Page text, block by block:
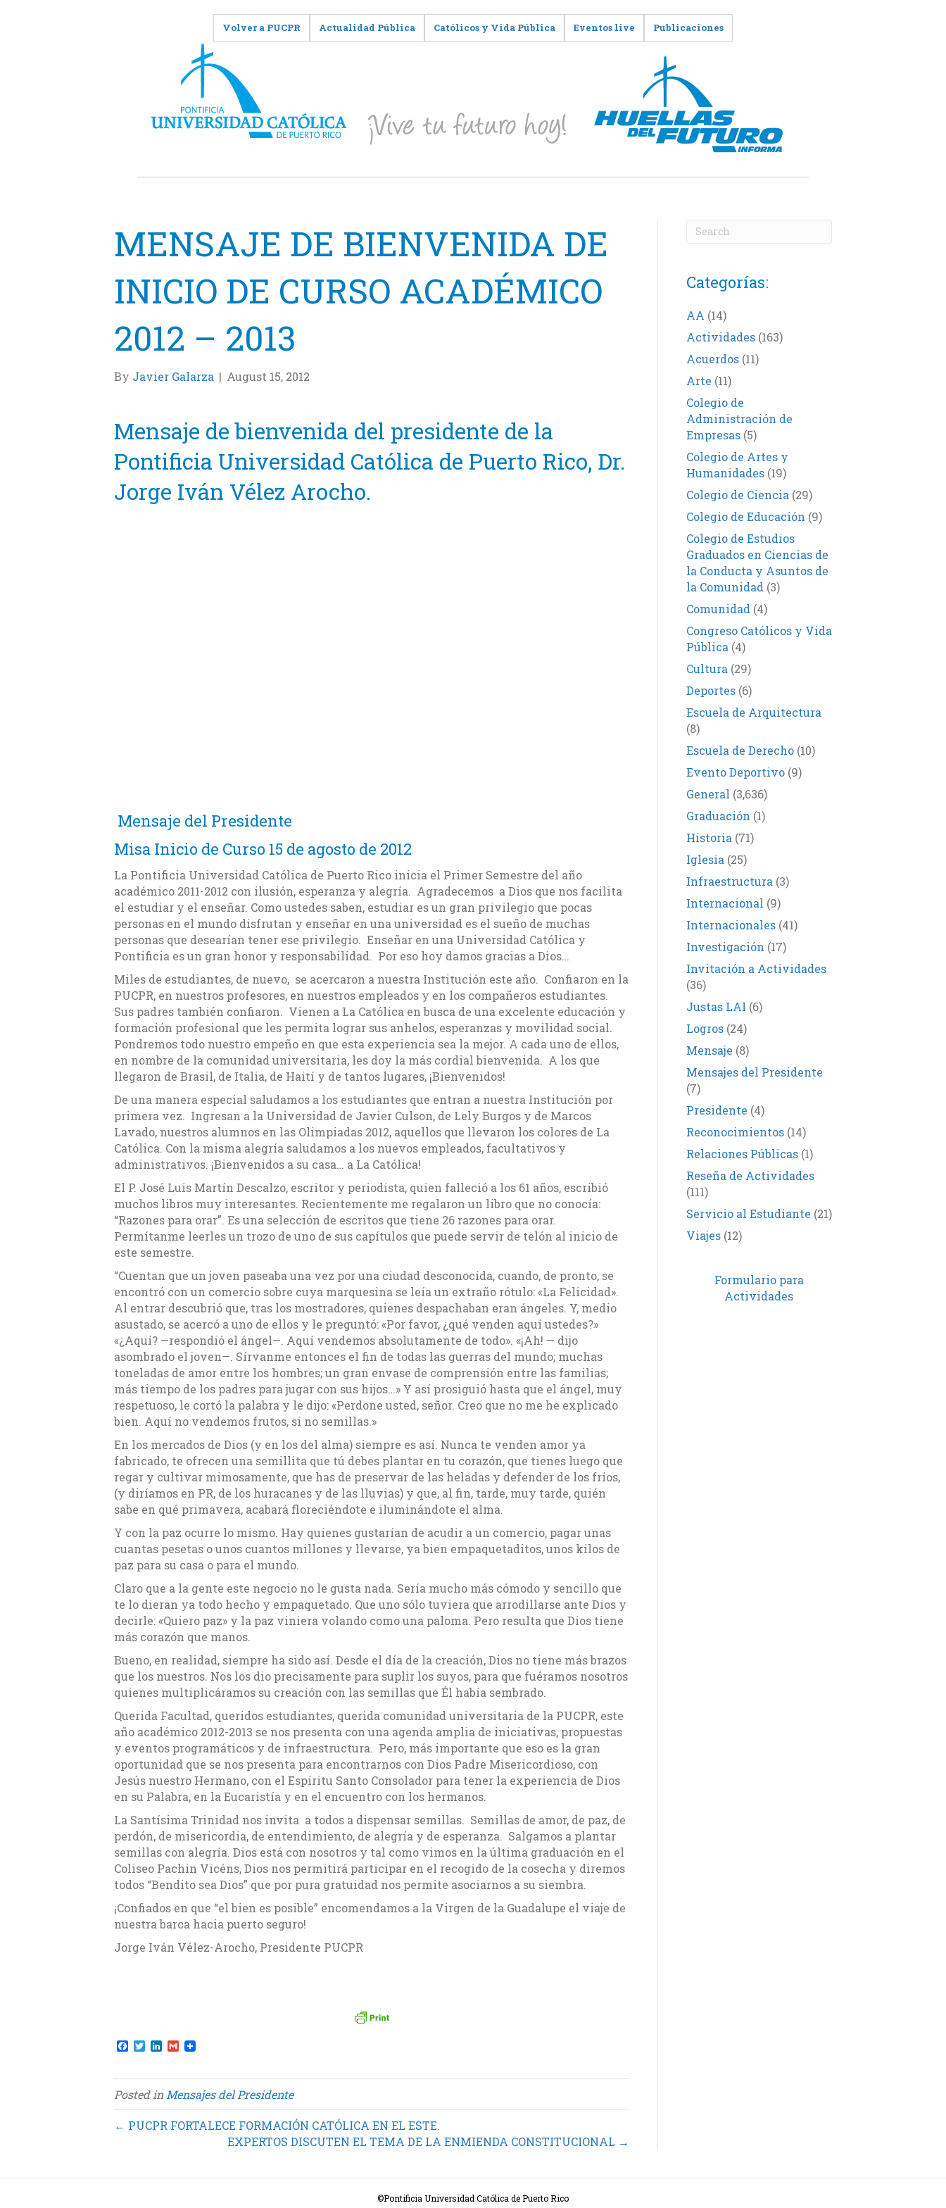
Volver a PUCPR Actualidad Pública Católicos y Vida Pública Eventos live Publicaciones
MENSAJE DE BIENVENIDA DE
INICIO DE CURSO ACADÉMICO
2012 – 2013
By Javier Galarza | August 15, 2012
Mensaje de bienvenida del presidente de la
Pontificia Universidad Católica de Puerto Rico, Dr.
Jorge Iván Vélez Arocho.
Mensaje del Presidente
Misa Inicio de Curso 15 de agosto de 2012
La Pontificia Universidad Católica de Puerto Rico inicia el Primer Semestre del año
académico 2011-2012 con ilusión, esperanza y alegría. Agradecemos a Dios que nos facilita
el estudiar y el enseñar. Como ustedes saben, estudiar es un gran privilegio que pocas
personas en el mundo disfrutan y enseñar en una universidad es el sueño de muchas
personas que desearían tener ese privilegio. Enseñar en una Universidad Católica y
Pontificia es un gran honor y responsabilidad. Por eso hoy damos gracias a Dios…
Miles de estudiantes, de nuevo, se acercaron a nuestra Institución este año. Confiaron en la
PUCPR, en nuestros profesores, en nuestros empleados y en los compañeros estudiantes.
Sus padres también confiaron. Vienen a La Católica en busca de una excelente educación y
formación profesional que les permita lograr sus anhelos, esperanzas y movilidad social.
Pondremos todo nuestro empeño en que esta experiencia sea la mejor. A cada uno de ellos,
en nombre de la comunidad universitaria, les doy la más cordial bienvenida. A los que
llegaron de Brasil, de Italia, de Haití y de tantos lugares, ¡Bienvenidos!
De una manera especial saludamos a los estudiantes que entran a nuestra Institución por
primera vez. Ingresan a la Universidad de Javier Culson, de Lely Burgos y de Marcos
Lavado, nuestros alumnos en las Olimpiadas 2012, aquellos que llevaron los colores de La
Católica. Con la misma alegría saludamos a los nuevos empleados, facultativos y
administrativos. ¡Bienvenidos a su casa… a La Católica!
El P. José Luis Martín Descalzo, escritor y periodista, quien falleció a los 61 años, escribió
muchos libros muy interesantes. Recientemente me regalaron un libro que no conocía:
“Razones para orar”. Es una selección de escritos que tiene 26 razones para orar.
Permítanme leerles un trozo de uno de sus capítulos que puede servir de telón al inicio de
este semestre.
“Cuentan que un joven paseaba una vez por una ciudad desconocida, cuando, de pronto, se
encontró con un comercio sobre cuya marquesina se leía un extraño rótulo: «La Felicidad».
Al entrar descubrió que, tras los mostradores, quienes despachaban eran ángeles. Y, medio
asustado, se acercó a uno de ellos y le preguntó: «Por favor, ¿qué venden aquí ustedes?»
«¿Aquí? —respondió el ángel—. Aquí vendemos absolutamente de todo». «¡Ah! — dijo
asombrado el joven—. Sírvanme entonces el fin de todas las guerras del mundo; muchas
toneladas de amor entre los hombres; un gran envase de comprensión entre las familias;
más tiempo de los padres para jugar con sus hijos…» Y así prosiguió hasta que el ángel, muy
respetuoso, le cortó la palabra y le dijo: «Perdone usted, señor. Creo que no me he explicado
bien. Aquí no vendemos frutos, si no semillas.»
En los mercados de Dios (y en los del alma) siempre es así. Nunca te venden amor ya
fabricado, te ofrecen una semillita que tú debes plantar en tu corazón, que tienes luego que
regar y cultivar mimosamente, que has de preservar de las heladas y defender de los fríos,
(y diríamos en PR, de los huracanes y de las lluvias) y que, al fin, tarde, muy tarde, quién
sabe en qué primavera, acabará floreciéndote e iluminándote el alma.
Y con la paz ocurre lo mismo. Hay quienes gustarían de acudir a un comercio, pagar unas
cuantas pesetas o unos cuantos millones y llevarse, ya bien empaquetaditos, unos kilos de
paz para su casa o para el mundo.
Claro que a la gente este negocio no le gusta nada. Sería mucho más cómodo y sencillo que
te lo dieran ya todo hecho y empaquetado. Que uno sólo tuviera que arrodillarse ante Dios y
decirle: «Quiero paz» y la paz viniera volando como una paloma. Pero resulta que Dios tiene
más corazón que manos.
Bueno, en realidad, siempre ha sido así. Desde el día de la creación, Dios no tiene más brazos
que los nuestros. Nos los dio precisamente para suplir los suyos, para que fuéramos nosotros
quienes multiplicáramos su creación con las semillas que Él había sembrado.
Querida Facultad, queridos estudiantes, querida comunidad universitaria de la PUCPR, este
año académico 2012-2013 se nos presenta con una agenda amplia de iniciativas, propuestas
y eventos programáticos y de infraestructura. Pero, más importante que eso es la gran
oportunidad que se nos presenta para encontrarnos con Dios Padre Misericordioso, con
Jesús nuestro Hermano, con el Espíritu Santo Consolador para tener la experiencia de Dios
en su Palabra, en la Eucaristía y en el encuentro con los hermanos.
La Santísima Trinidad nos invita a todos a dispensar semillas. Semillas de amor, de paz, de
perdón, de misericordia, de entendimiento, de alegría y de esperanza. Salgamos a plantar
semillas con alegría. Dios está con nosotros y tal como vimos en la última graduación en el
Coliseo Pachin Vicéns, Dios nos permitirá participar en el recogido de la cosecha y diremos
todos “Bendito sea Dios” que por pura gratuidad nos permite asociarnos a su siembra.
¡Confiados en que “el bien es posible” encomendamos a la Virgen de la Guadalupe el viaje de
nuestra barca hacia puerto seguro!
Jorge Iván Vélez-Arocho, Presidente PUCPR
F
e
b
o
o
k
T
t
t
e
r
L
k
e
d
I
n
G
i
l
Posted inMensajes del Presidente
← PUCPR FORTALECE FORMACIÓN CATÓLICA EN EL ESTE.
EXPERTOS DISCUTEN EL TEMA DE LA ENMIENDA CONSTITUCIONAL →
Categorías:
AA (14)
Actividades(163)
Acuerdos(11)
Arte (11)
Colegio de
Administración de
Empresas(5)
Colegio de Artes y
Humanidades(19)
Colegio de Ciencia (29)
Colegio de Educación (9)
Colegio de Estudios
Graduados en Ciencias de
la Conducta y Asuntos de
la Comunidad (3)
Comunidad (4)
Congreso Católicos y Vida
Pública (4)
Cultura (29)
Deportes(6)
Escuela de Arquitectura
(8)
Escuela de Derecho(10)
Evento Deportivo(9)
General (3,636)
Graduación (1)
Historia (71)
Iglesia (25)
Infraestructura (3)
Internacional (9)
Internacionales(41)
Investigación (17)
Invitación a Actividades
(36)
Justas LAI (6)
Logros(24)
Mensaje (8)
Mensajes del Presidente
(7)
Presidente (4)
Reconocimientos(14)
Relaciones Públicas(1)
Reseña de Actividades
(111)
Servicio al Estudiante (21)
Viajes(12)
Formulario para
Actividades
©Pontificia Universidad Católica de Puerto Rico